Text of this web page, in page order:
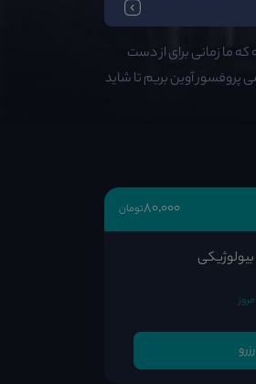
ما زمانی برای از دست
آوین بریم تا شاید
80٬000تومان
بیولوژیکی